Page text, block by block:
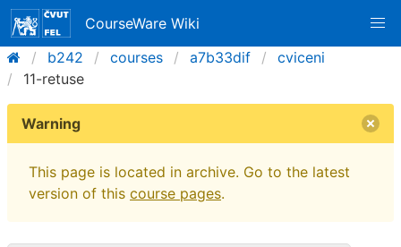
CourseWare Wiki
b242
courses a7b33dif
cviceni
11-retuse
Warning
This page is located in archive. Go to the latest
version of this course pages.